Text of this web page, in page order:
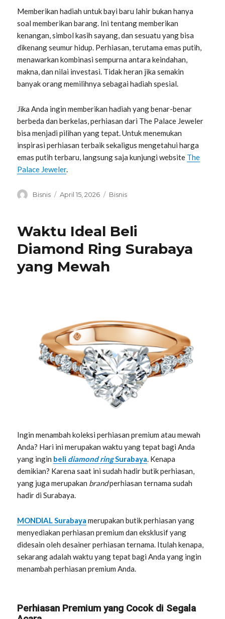
Memberikan hadiah untuk bayi baru lahir bukan hanya
soal memberikan barang. Ini tentang memberikan
kenangan, simbol kasih sayang, dan sesuatu yang bisa
dikenang seumur hidup. Perhiasan, terutama emas putih,
menawarkan kombinasi sempurna antara keindahan,
makna, dan nilai investasi. Tidak heran jika semakin
banyak orang memilihnya sebagai hadiah spesial.
Jika Anda ingin memberikan hadiah yang benar-benar
berbeda dan berkelas, perhiasan dari The Palace Jeweler
bisa menjadi pilihan yang tepat. Untuk menemukan
inspirasi perhiasan terbaik sekaligus mengetahui harga
emas putih terbaru, langsung saja kunjungi website The
Palace Jeweler.
Penulis
Bisnis
Diposkan
April 15, 2026 Kategori
Bisnis
Waktu Ideal Beli
Diamond Ring Surabaya
yang Mewah
Ingin menambah koleksi perhiasan premium atau mewah
Anda? Hari ini merupakan waktu yang tepat bagi Anda
yang ingin beli diamond ringSurabaya. Kenapa
demikian? Karena saat ini sudah hadir butik perhiasan,
yang juga merupakan brandperhiasan ternama sudah
hadir di Surabaya.
MONDIAL Surabaya merupakan butik perhiasan yang
menyediakan perhiasan premium dan eksklusif yang
didesain oleh desainer perhiasan ternama. Itulah kenapa,
sekarang adalah waktu yang tepat bagi Anda yang ingin
menambah perhiasan premium Anda.
Perhiasan Premium yang Cocok di Segala